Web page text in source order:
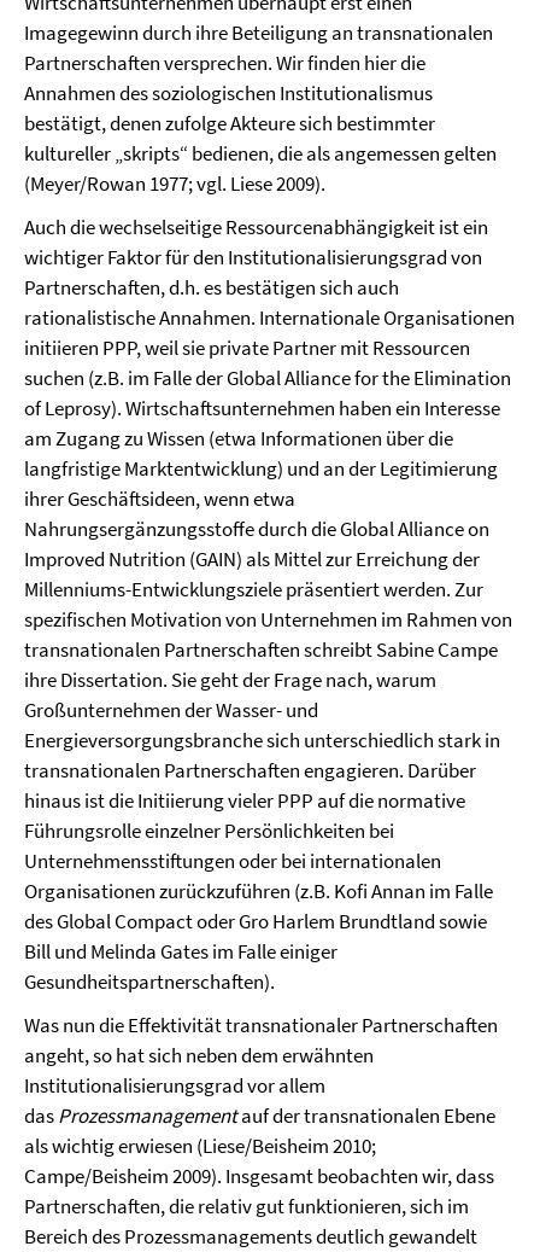
Imagegewinn durch ihre Beteiligung an transnationalen
Partnerschaften versprechen. Wir finden hier die
Annahmen des soziologischen Institutionalismus
bestätigt, denen zufolge Akteure sich bestimmter
kultureller „skripts“ bedienen, die als angemessen gelten
(Meyer/Rowan 1977; vgl. Liese 2009).
Auch die wechselseitige Ressourcenabhängigkeit ist ein
wichtiger Faktor für den Institutionalisierungsgrad von
Partnerschaften, d.h. es bestätigen sich auch
rationalistische Annahmen. Internationale Organisationen
initiieren PPP, weil sie private Partner mit Ressourcen
suchen (z.B. im Falle der Global Alliance for the Elimination
of Leprosy). Wirtschaftsunternehmen haben ein Interesse
am Zugang zu Wissen (etwa Informationen über die
langfristige Marktentwicklung) und an der Legitimierung
ihrer Geschäftsideen, wenn etwa
Nahrungsergänzungsstoffe durch die Global Alliance on
Improved Nutrition (GAIN) als Mittel zur Erreichung der
Millenniums-Entwicklungsziele präsentiert werden. Zur
spezifischen Motivation von Unternehmen im Rahmen von
transnationalen Partnerschaften schreibt Sabine Campe
ihre Dissertation. Sie geht der Frage nach, warum
Großunternehmen der Wasser- und
Energieversorgungsbranche sich unterschiedlich stark in
transnationalen Partnerschaften engagieren. Darüber
hinaus ist die Initiierung vieler PPP auf die normative
Führungsrolle einzelner Persönlichkeiten bei
Unternehmensstiftungen oder bei internationalen
Organisationen zurückzuführen (z.B. Kofi Annan im Falle
des Global Compact oder Gro Harlem Brundtland sowie
Bill und Melinda Gates im Falle einiger
Gesundheitspartnerschaften).
Was nun die Effektivität transnationaler Partnerschaften
angeht, so hat sich neben dem erwähnten
Institutionalisierungsgrad vor allem
dasProzessmanagementauf der transnationalen Ebene
als wichtig erwiesen (Liese/Beisheim 2010;
Campe/Beisheim 2009). Insgesamt beobachten wir, dass
Partnerschaften, die relativ gut funktionieren, sich im
Bereich des Prozessmanagements deutlich gewandelt